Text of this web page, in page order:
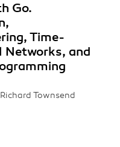
Go.
Time-
Networks, and
Townsend